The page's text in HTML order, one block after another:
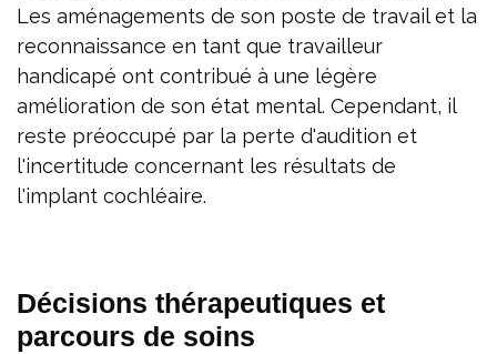
Les aménagements de son poste de travail et la
reconnaissance en tant que travailleur
handicapé ont contribué à une légère
amélioration de son état mental. Cependant, il
reste préoccupé par la perte d'audition et
l'incertitude concernant les résultats de
l'implant cochléaire.
Décisions thérapeutiques et
parcours de soins